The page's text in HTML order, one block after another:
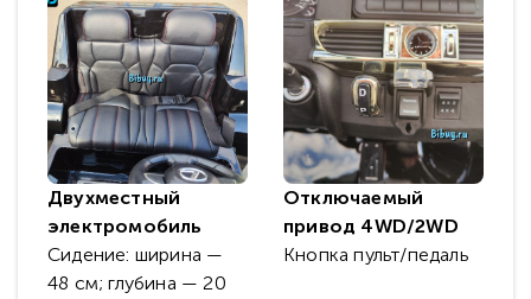
Двухместный
электромобиль
Сидение: ширина —
48 см; глубина — 20
Отключаемый
привод 4WD/2WD
Кнопка пульт/педаль